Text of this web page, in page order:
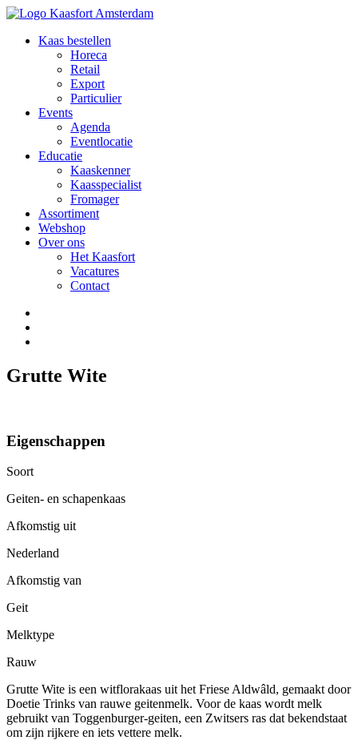
Kaas bestellen
Horeca
Retail
Export
Particulier
Events
Agenda
Eventlocatie
Educatie
Kaaskenner
Kaasspecialist
Fromager
Assortiment
Webshop
Over ons
Het Kaasfort
Vacatures
Contact
Grutte Wite
Eigenschappen
Soort
Geiten- en schapenkaas
Afkomstig uit
Nederland
Afkomstig van
Geit
Melktype
Rauw
Grutte Wite is een witflorakaas uit het Friese Aldwâld, gemaakt door
Doetie Trinks van rauwe geitenmelk. Voor de kaas wordt melk
gebruikt van Toggenburger-geiten, een Zwitsers ras dat bekendstaat
om zijn rijkere en iets vettere melk.